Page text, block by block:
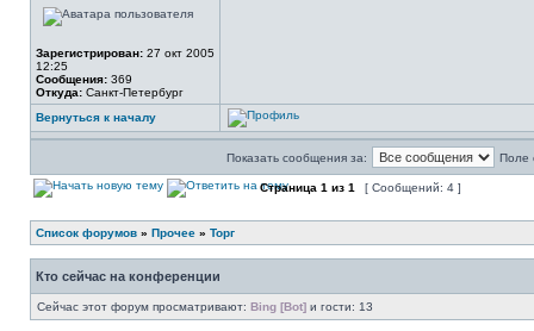
Зарегистрирован: 27 окт 2005
12:25
Сообщения: 369
Откуда: Санкт-Петербург
Вернуться к началу
Показать сообщения за: Поле
Страница 1 из 1 [ Сообщений: 4 ]
Список форумов » Прочее » Торг
Кто сейчас на конференции
Сейчас этот форум просматривают: Bing [Bot] и гости: 13